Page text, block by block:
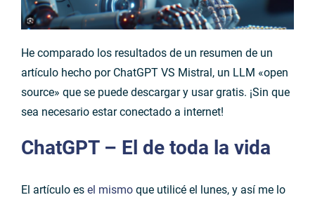
He comparado los resultados de un resumen de un
artículo hecho por ChatGPT VS Mistral, un LLM «open
source» que se puede descargar y usar gratis. ¡Sin que
sea necesario estar conectado a internet!
ChatGPT– El de toda la vida
El artículo es el mismoque utilicé el lunes, y así me lo